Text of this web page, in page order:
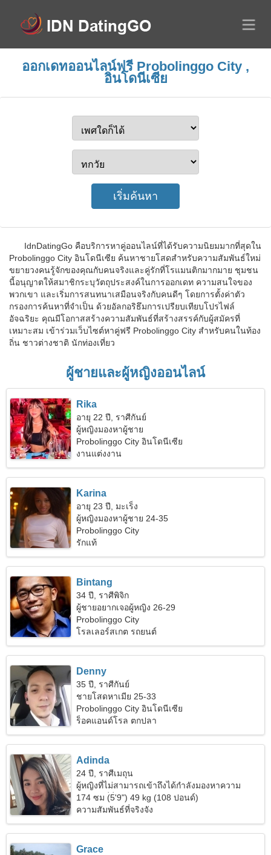
ออกเดทออนไลน์ฟรี Probolinggo City ,
อินโดนีเซีย
IdnDatingGo คือบริการหาคู่ออนไลน์ที่ได้รับความนิยมมากที่สุดใน
Probolinggo City อินโดนีเซีย ค้นหาชายโสดสำหรับความสัมพันธ์ใหม่
ขยายวงคนรู้จักของคุณกับคนจริงและคู่รักที่โรแมนติกมากมาย ชุมชน
นี้อนุญาตให้สมาชิกระบุวัตถุประสงค์ในการออกเดท ความสนใจของ
พวกเขา และเริ่มการสนทนาเสมือนจริงกับคนดีๆ โดยการตั้งค่าตัว
กรองการค้นหาที่จำเป็น ด้วยอัลกอริธึมการเปรียบเทียบโปรไฟล์
อัจฉริยะ คุณมีโอกาสสร้างความสัมพันธ์ที่สร้างสรรค์กับผู้สมัครที่
เหมาะสม เข้าร่วมเว็บไซต์หาคู่ฟรี Probolinggo City สำหรับคนในท้อง
ถิ่น ชาวต่างชาติ นักท่องเที่ยว
ผู้ชายและผู้หญิงออนไลน์
Rika
อายุ 22 ปี, ราศีกันย์
ผู้หญิงมองหาผู้ชาย
Probolinggo City อินโดนีเซีย
งานแต่งงาน
Karina
อายุ 23 ปี, มะเร็ง
ผู้หญิงมองหาผู้ชาย 24-35
Probolinggo City
รักแท้
Bintang
34 ปี, ราศีพิจิก
ผู้ชายอยากเจอผู้หญิง 26-29
Probolinggo City
โรลเลอร์สเกต รถยนต์
Denny
35 ปี, ราศีกันย์
ชายโสดหาเมีย 25-33
Probolinggo City อินโดนีเซีย
ร็อคแอนด์โรล ตกปลา
Adinda
24 ปี, ราศีเมถุน
ผู้หญิงที่ไม่สามารถเข้าถึงได้กำลังมองหาความ
สัมพันธ์ที่ยั่งยืน
174 ซม (5'9") 49 kg (108 ปอนด์)
ความสัมพันธ์ที่จริงจัง
Grace